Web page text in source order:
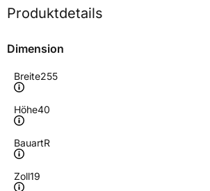
Produktdetails
Dimension
Breite255
Höhe40
BauartR
Zoll19